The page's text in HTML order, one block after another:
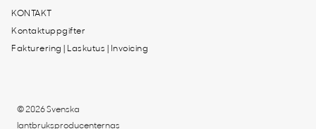
KONTAKT
Kontaktuppgifter
Fakturering | Laskutus | Invoicing
© 2026 Svenska
lantbruksproducenternas